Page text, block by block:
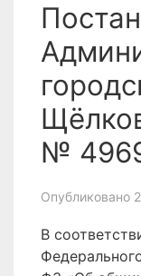
№
Опубликовано
В